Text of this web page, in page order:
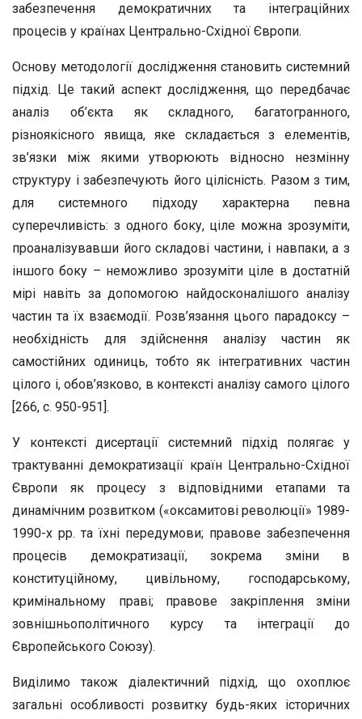
забезпечення демократичних та інтеграційних
процесів у країнах Центрально-Східної Європи.
Основу методології дослідження становить системний
підхід. Це такий аспект дослідження, що передбачає
аналіз об’єкта як складного, багатогранного,
різноякісного явища, яке складається з елементів,
зв’язки між якими утворюють відносно незмінну
структуру і забезпечують його цілісність. Разом з тим,
для системного підходу характерна певна
суперечливість: з одного боку, ціле можна зрозуміти,
проаналізувавши його складові частини, і навпаки, а з
іншого боку – неможливо зрозуміти ціле в достатній
мірі навіть за допомогою найдосконалішого аналізу
частин та їх взаємодії. Розв’язання цього парадоксу –
необхідність для здійснення аналізу частин як
самостійних одиниць, тобто як інтегративних частин
цілого і, обов’язково, в контексті аналізу самого цілого
[266, с. 950-951].
У контексті дисертації системний підхід полягає у
трактуванні демократизації країн Центрально-Східної
Європи як процесу з відповідними етапами та
динамічним розвитком («оксамитові революції» 1989-
1990-х рр. та їхні передумови; правове забезпечення
процесів демократизації, зокрема зміни в
конституційному, цивільному, господарському,
кримінальному праві; правове закріплення зміни
зовнішньополітичного курсу та інтеграції до
Європейського Союзу).
Виділимо також діалектичний підхід, що охоплює
загальні особливості розвитку будь-яких історичних